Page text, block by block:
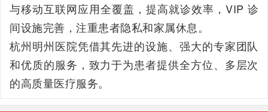
与移动互联网应用全覆盖，提高就诊效率，VIP 诊
间设施完善，注重患者隐私和家属休息。
杭州明州医院凭借其先进的设施、强大的专家团队
和优质的服务，致力于为患者提供全方位、多层次
的高质量医疗服务。